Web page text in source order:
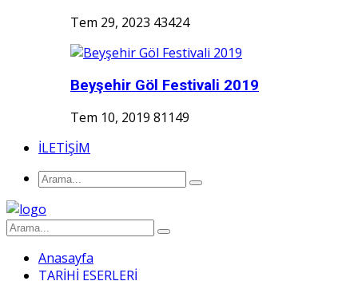
Tem 29, 2023 43424
Beyşehir Göl Festivali 2019
Tem 10, 2019 81149
İLETİŞİM
Anasayfa
TARİHİ ESERLERİ